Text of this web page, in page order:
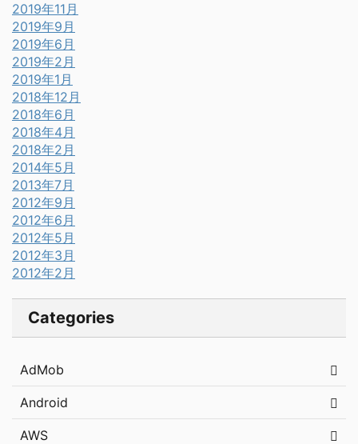
2019年11月
2019年9月
2019年6月
2019年2月
2019年1月
2018年12月
2018年6月
2018年4月
2018年2月
2014年5月
2013年7月
2012年9月
2012年6月
2012年5月
2012年3月
2012年2月
Categories
AdMob
Android
AWS